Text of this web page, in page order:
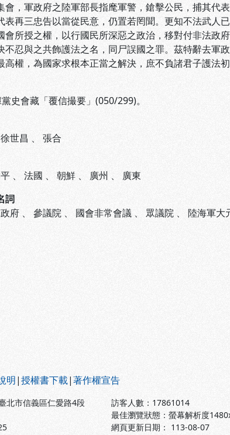
會，軍政府之陸軍部長指麾軍警，鎗擊公民，捕其代
表再三忠告以當從民意，仍置若罔聞。更知不法武人
會所授之權，以行國民所深惡之政治，移對付非法政
不忍與之共飾護法之名，同尸誤國之罪。茲特辭去軍
高權，為國家求根本正當之解決，庶不負諸君子護法
史會藏「覆信撮要」(050/299)。
徐世昌 、 張合
、 法國 、 朝鮮 、 廣州 、 廣東
詞
府 、 參議院 、 國會非常會議 、 眾議院 、 陸海軍大
明|授權書下載|著作權宣告
北市信義區仁愛路4段
訪客人數： 17861014
最佳瀏覽狀態：螢幕解析度
網頁更新日期： 113-08-07